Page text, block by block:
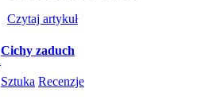
Czytaj artykuł
Cichy zaduch
Sztuka Recenzje